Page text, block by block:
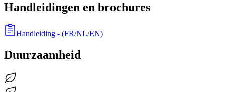
Handleidingen en brochures
Handleiding - (FR/NL/EN)
Duurzaamheid